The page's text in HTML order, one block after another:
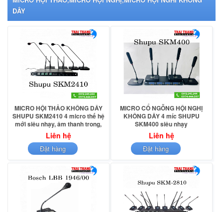
nghị cao cấp hàng xịn chính hãng sản xuất tại taiwan.
DÂY
MICRO HỘI THẢO KHÔNG DÂY
SHUPU SKM2410 4 micro thế hệ
mới siêu nhạy, âm thanh trong,
sóng khỏe.
Liên hệ
Đặt hàng
MICRO CỔ NGỖNG HỘI NGHỊ
KHÔNG DÂY 4 míc SHUPU
SKM400 siêu nhạy
Liên hệ
Đặt hàng